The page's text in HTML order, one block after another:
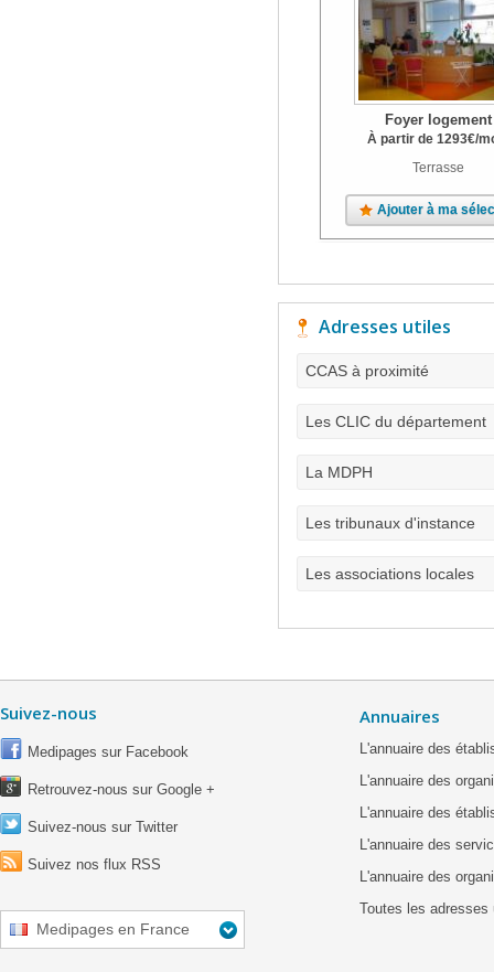
Foyer logement
À partir de 1293€/
Terrasse
Ajouter à ma
Adresses utiles
CCAS à proximité
Les CLIC du département
La MDPH
Les tribunaux d'instance
Les associations locales
Suivez-nous
Medipages sur Facebook
Retrouvez-nous sur Google +
Suivez-nous sur Twitter
Suivez nos flux RSS
Medipages en France
Annuaires
L'annuaire des
L'annuaire des
L'annuaire des
L'annuaire des
L'annuaire des
Toutes les adresses